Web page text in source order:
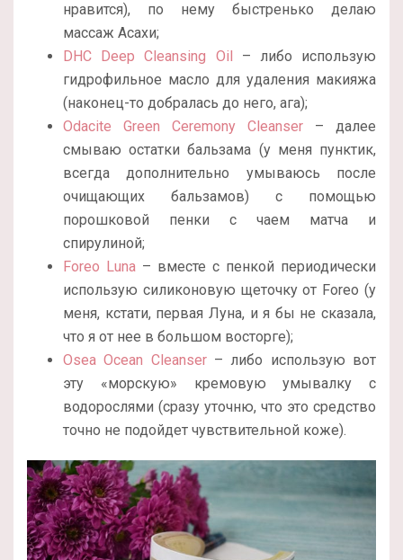
нравится), по нему быстренько делаю
массаж Асахи;
DHC Deep Cleansing Oil
– либо использую
гидрофильное масло для удаления макияжа
(наконец-то добралась до него, ага);
Odacite Green Ceremony Cleanser – далее
смываю остатки бальзама (у меня пунктик,
всегда дополнительно умываюсь после
очищающих бальзамов) с помощью
порошковой пенки с чаем матча и
спирулиной;
Foreo Luna – вместе с пенкой периодически
использую силиконовую щеточку от Foreo (у
меня, кстати, первая Луна, и я бы не сказала,
что я от нее в большом восторге);
Osea Ocean Cleanser– либо использую вот
эту «морскую» кремовую умывалку с
водорослями (сразу уточню, что это средство
точно не подойдет чувствительной коже).